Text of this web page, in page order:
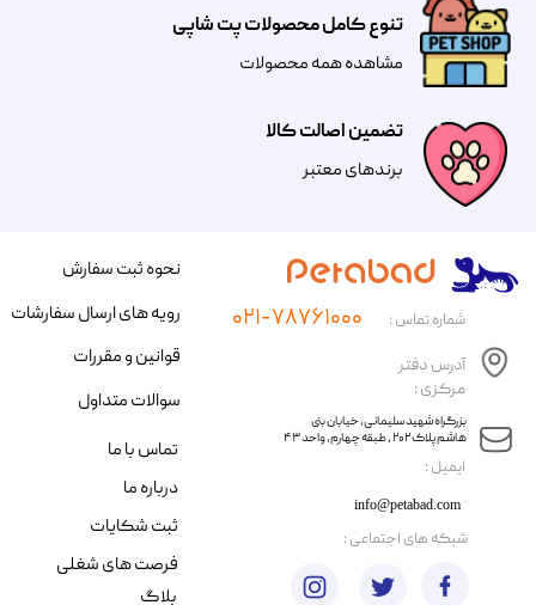
تضمین اصالت کالا
​​برندهای معتبر​​​​​​​
تنوع کامل محصولات پت شاپی
مشاهده همه محصولات
​ایمیل :
آدرس دفتر
مرکزی :
info@petabad.com
​​بزرگراه شهید سلیمانی، خیابان بنی
هاشم پلاک ۲۰۲ ، طبقه چهارم، واحد ۴۳
شماره تماس : ۰۲۱-۷۸۷۶۱۰۰۰
نحوه ثبت سفارش
رویه های ارسال سفارشات
قوانین و مقررات
سوالات متداول
تماس با ما
درباره ما
ثبت شکایات
فرصت های شغلی
​شبکه های اجتماعی :
بلاگ